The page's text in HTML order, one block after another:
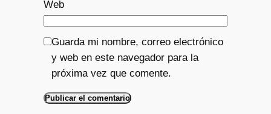
Web
Guarda mi nombre, correo electrónico
y web en este navegador para la
próxima vez que comente.